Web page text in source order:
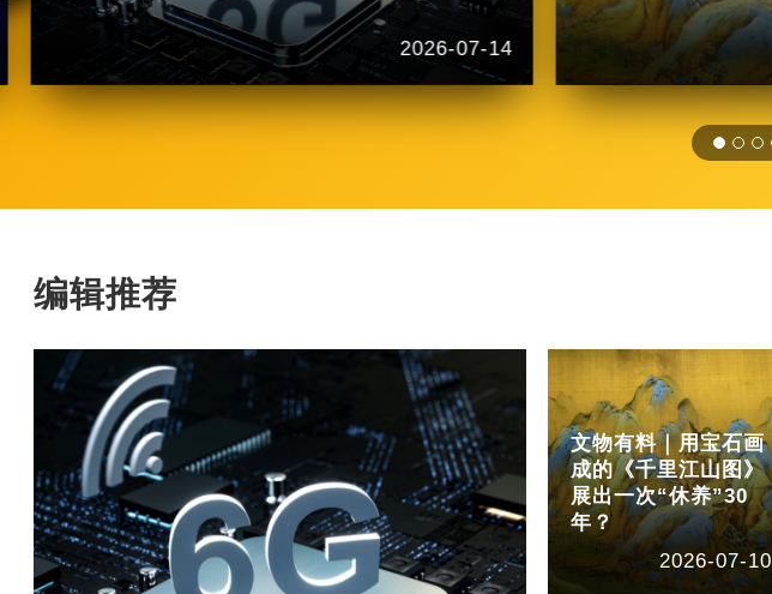
2026-07-14
编辑推荐
文物有料｜用宝石画
成的《千里江山图》
展出一次“休养”30
年？
2026-07-10